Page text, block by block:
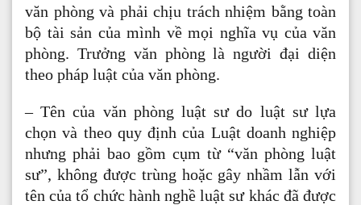
văn phòng và phải chịu trách nhiệm bằng toàn
bộ tài sản của mình về mọi nghĩa vụ của văn
phòng. Trưởng văn phòng là người đại diện
theo pháp luật của văn phòng.
– Tên của văn phòng luật sư do luật sư lựa
chọn và theo quy định của Luật doanh nghiệp
nhưng phải bao gồm cụm từ “văn phòng luật
sư”, không được trùng hoặc gây nhầm lẫn với
tên của tổ chức hành nghề luật sư khác đã được